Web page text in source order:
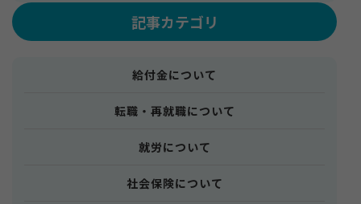
記事カテゴリ
給付金について
転職・再就職について
就労について
社会保険について